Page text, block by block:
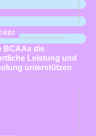
BCAAs die
Leistung und
unterstützen